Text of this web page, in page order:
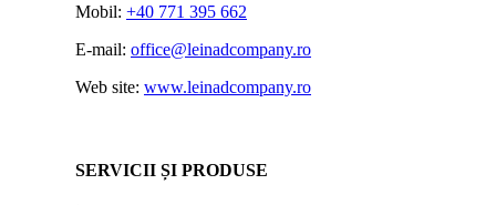
Mobil: +40 771 395 662
E-mail: office@leinadcompany.ro
Web site: www.leinadcompany.ro
SERVICII ȘI PRODUSE